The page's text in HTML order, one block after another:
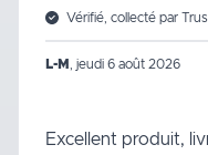
Vérifié, collecté par
L-M jeudi 6 août 2026
Excellent produit,